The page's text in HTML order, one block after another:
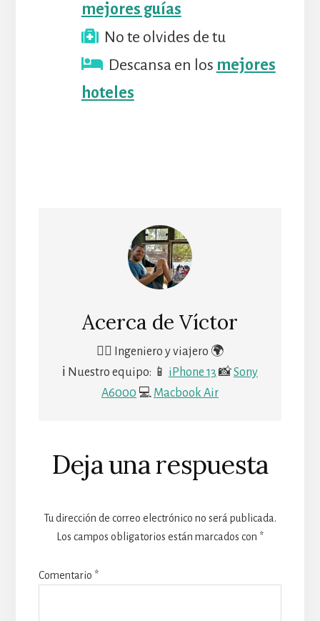
mejores guías
No te olvides de tu
Descansa en los mejores
hoteles
Acerca de Víctor
🙋‍♂️ Ingeniero y viajero 🌍
ℹ Nuestro equipo: 📱 iPhone 13 📸Sony
A6000 💻 Macbook Air
Deja una respuesta
Tu dirección de correo electrónico no será publicada.
Los campos obligatorios están marcados con *
Comentario *